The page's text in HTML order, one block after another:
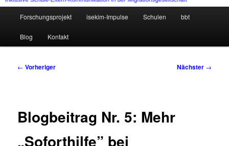
Forschungsprojekt isekim-Impulse Schulen bbt
Blog Kontakt
Beitragsnavigation
← Vorheriger Nächster →
Blogbeitrag Nr. 5: Mehr
„Soforthilfe” bei